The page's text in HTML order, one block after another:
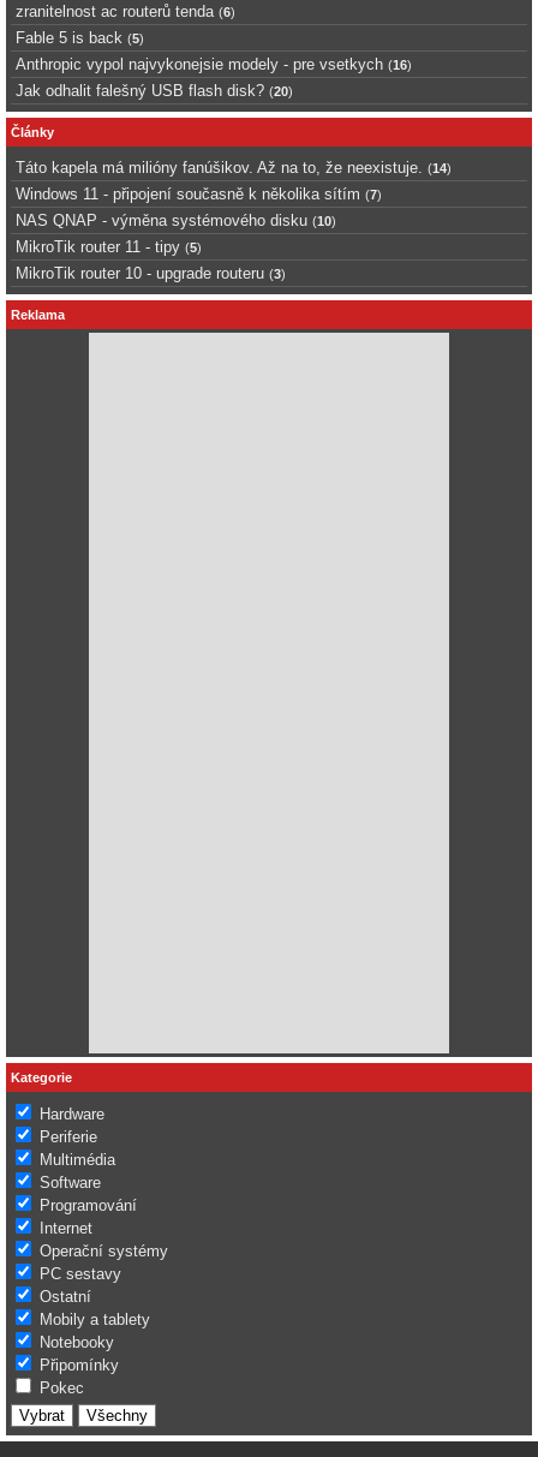
zranitelnost ac routerů tenda (6)
Fable 5 is back (5)
Anthropic vypol najvykonejsie modely - pre vsetkych (16)
Jak odhalit falešný USB flash disk? (20)
Články
Táto kapela má milióny fanúšikov. Až na to, že neexistuje. (14)
Windows 11 - připojení současně k několika sítím (7)
NAS QNAP - výměna systémového disku (10)
MikroTik router 11 - tipy (5)
MikroTik router 10 - upgrade routeru (3)
Reklama
Kategorie
Hardware
Periferie
Multimédia
Software
Programování
Internet
Operační systémy
PC sestavy
Ostatní
Mobily a tablety
Notebooky
Připomínky
Pokec